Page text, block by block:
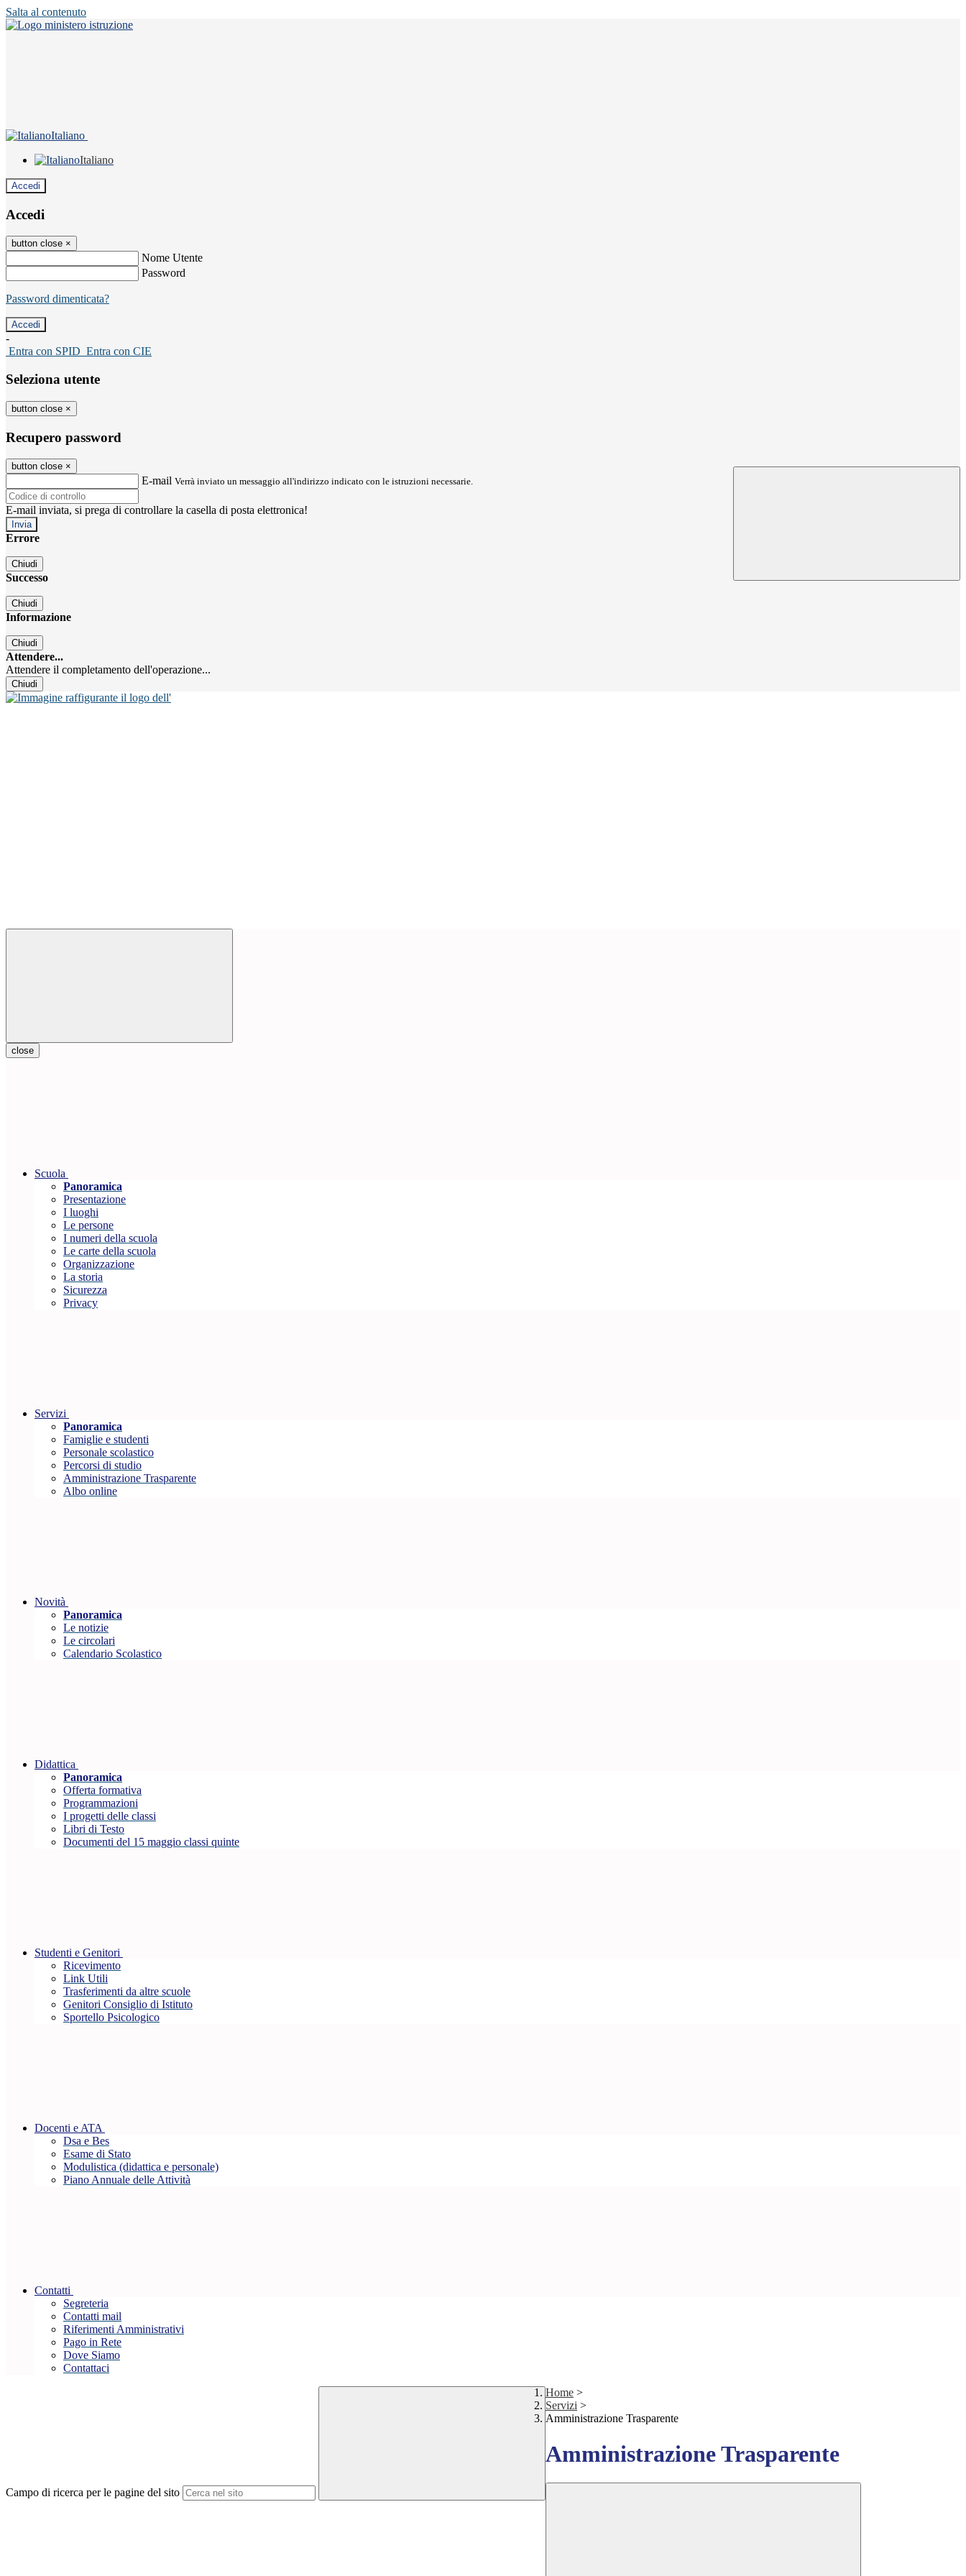
Salta al contenuto
Italiano
Italiano
Accedi
Accedi
button close ×
Nome Utente
Password
Password dimenticata?
-
Entra con SPID Entra con CIE
Seleziona utente
button close ×
Recupero password
button close ×
E-mail Verrà inviato un messaggio all'indirizzo indicato con le istruzioni necessarie.
E-mail inviata, si prega di controllare la casella di posta elettronica!
Errore
Chiudi
Successo
Chiudi
Informazione
Chiudi
Attendere...
Attendere il completamento dell'operazione...
Chiudi
close
Scuola
Panoramica
Presentazione
I luoghi
Le persone
I numeri della scuola
Le carte della scuola
Organizzazione
La storia
Sicurezza
Privacy
Servizi
Panoramica
Famiglie e studenti
Personale scolastico
Percorsi di studio
Amministrazione Trasparente
Albo online
Novità
Panoramica
Le notizie
Le circolari
Calendario Scolastico
Didattica
Panoramica
Offerta formativa
Programmazioni
I progetti delle classi
Libri di Testo
Documenti del 15 maggio classi quinte
Studenti e Genitori
Ricevimento
Link Utili
Trasferimenti da altre scuole
Genitori Consiglio di Istituto
Sportello Psicologico
Docenti e ATA
Dsa e Bes
Esame di Stato
Modulistica (didattica e personale)
Piano Annuale delle Attività
Contatti
Segreteria
Contatti mail
Riferimenti Amministrativi
Pago in Rete
Dove Siamo
Contattaci
Campo di ricerca per le pagine del sito
Home >
Servizi >
Amministrazione Trasparente
Amministrazione Trasparente